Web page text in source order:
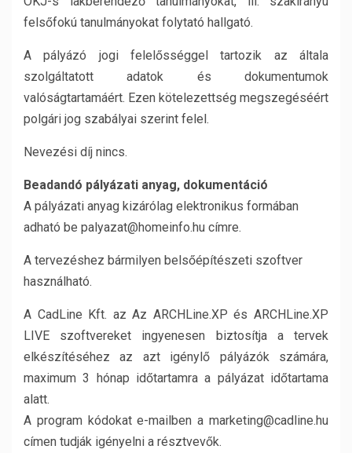
felsőfokú tanulmányokat folytató hallgató.
A pályázó jogi felelősséggel tartozik az általa
szolgáltatott adatok és dokumentumok
valóságtartamáért. Ezen kötelezettség megszegéséért
polgári jog szabályai szerint felel.
Nevezési díj nincs.
Beadandó pályázati anyag, dokumentáció
A pályázati anyag kizárólag elektronikus formában
adható be palyazat@homeinfo.hu címre.
A tervezéshez bármilyen belsőépítészeti szoftver
használható.
A CadLine Kft. az Az ARCHLine.XP és ARCHLine.XP
LIVE szoftvereket ingyenesen biztosítja a tervek
elkészítéséhez az azt igénylő pályázók számára,
maximum 3 hónap időtartamra a pályázat időtartama
alatt.
A program kódokat e-mailben a marketing@cadline.hu
címen tudják igényelni a résztvevők.